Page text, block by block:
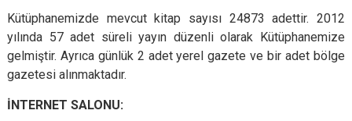
Kütüphanemizde mevcut kitap sayısı 24873 adettir. 2012
yılında 57 adet süreli yayın düzenli olarak Kütüphanemize
gelmiştir. Ayrıca günlük 2 adet yerel gazete ve bir adet bölge
gazetesi alınmaktadır.
İNTERNET SALONU: